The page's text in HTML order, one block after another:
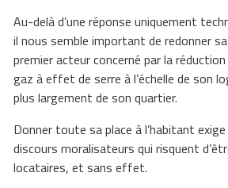
Au-delà d’une réponse uniquement
il nous semble important de redonner
premier acteur concerné par la
gaz à effet de serre à l’échelle de son
plus largement de son quartier.
Donner toute sa place à l’habitant
discours moralisateurs qui risquent
locataires, et sans effet.